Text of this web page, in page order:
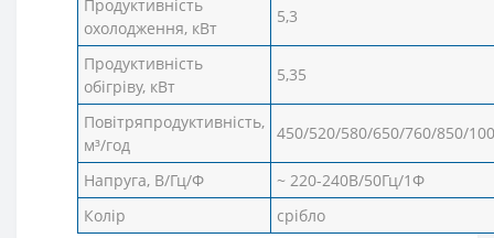
Продуктивність
охолодження, кВт
5,3
Продуктивність
обігріву, кВт
5,35
Повітряпродуктивність,
м³/год
450/520/580/650/760/850/
Напруга, В/Гц/Ф
~ 220-240В/50Гц/1Ф
Колір
срібло